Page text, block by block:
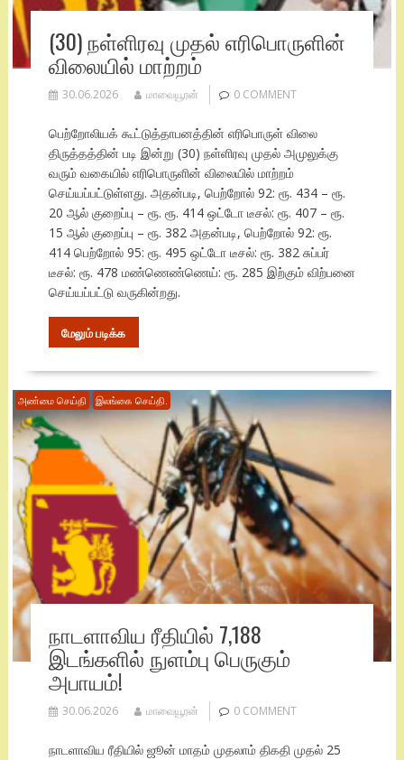
(30) நள்ளிரவு முதல் எரிபொருளின்
விலையில் மாற்றம்
30.06.2026 மாவையூரன் 0 COMMENT
பெற்றோலியக் கூட்டுத்தாபனத்தின் எரிபொருள் விலை
திருத்தத்தின் படி இன்று (30) நள்ளிரவு முதல் அமுலுக்கு
வரும் வகையில் எரிபொருளின் விலையில் மாற்றம்
செய்யப்பட்டுள்ளது. அதன்படி, பெற்றோல் 92: ரூ. 434 – ரூ.
20 ஆல் குறைப்பு – ரூ. ரூ. 414 ஒட்டோ டீசல்: ரூ. 407 – ரூ.
15 ஆல் குறைப்பு – ரூ. 382 அதன்படி, பெற்றோல் 92: ரூ.
414 பெற்றோல் 95: ரூ. 495 ஒட்டோ டீசல்: ரூ. 382 சுப்பர்
டீசல்: ரூ. 478 மண்ணெண்ணெய்: ரூ. 285 இற்கும் விற்பனை
செய்யப்பட்டு வருகின்றது.
மேலும் படிக்க
அண்மை செய்தி இலங்கை செய்தி.
நாடளாவிய ரீதியில் 7,188
இடங்களில் நுளம்பு பெருகும்
அபாயம்!
30.06.2026 மாவையூரன் 0 COMMENT
நாடளாவிய ரீதியில் ஜூன் மாதம் முதலாம் திகதி முதல் 25